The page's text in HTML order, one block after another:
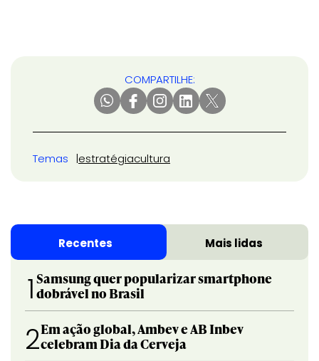
COMPARTILHE:
Temas estratégiacultura
Recentes Mais lidas
1 Samsung quer popularizar smartphone
dobrável no Brasil
2Em ação global, Ambev e AB Inbev
celebram Dia da Cerveja